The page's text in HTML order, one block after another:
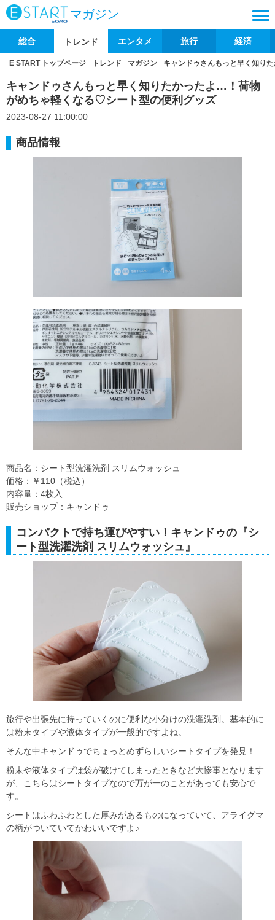
マガジン
総合 トレンド エンタメ 旅行 経済
E START トップページ トレンド マガジン キャンドゥさんもっと早く知り
キャンドゥさんもっと早く知りたかったよ…！荷物
がめちゃ軽くなる♡シート型の便利グッズ
2023-08-27 11:00:00
商品情報
商品名：シート型洗濯洗剤 スリムウォッシュ
価格：￥110（税込）
内容量：4枚入
販売ショップ：キャンドゥ
コンパクトで持ち運びやすい！キャンドゥの『シ
ート型洗濯洗剤 スリムウォッシュ』
旅行や出張先に持っていくのに便利な小分けの洗濯洗剤。基本的に
は粉末タイプや液体タイプが一般的ですよね。
そんな中キャンドゥでちょっとめずらしいシートタイプを発見！
粉末や液体タイプは袋が破けてしまったときなど大惨事となります
が、こちらはシートタイプなので万が一のことがあっても安心で
す。
シートはふわふわとした厚みがあるものになっていて、アライグマ
の柄がついていてかわいいですよ♪